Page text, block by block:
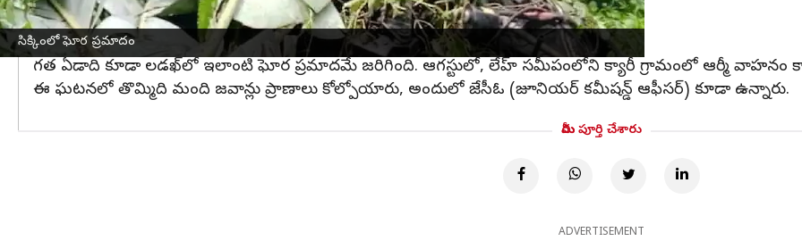
సిక్కింలో ఘోర ప్రమాదం
లడఖ్‌లో ఇలాంటి ప్రమాదమే
ఈ సిబ్బంది పశ్చిమ బెంగాల్ బినాగురిలోని ఎన్‌రోట్ మిషన్ కమాండ్ విభాగానికి చెందినవారు.
గత ఏడాది కూడా లడఖ్‌లో ఇలాంటి ఘోర ప్రమాదమే జరిగింది. ఆగస్టులో, లేహ్ సమీపంలోని క్యారీ గ్రామంలో ఆర్మీ వాహనం
ఈ ఘటనలో తొమ్మిది మంది జవాన్లు ప్రాణాలు కోల్పోయారు, అందులో జేసీఓ (జూనియర్ కమీషన్డ్ ఆఫీసర్) కూడా ఉన్నారు.
మీరు పూర్తి చేశారు
ADVERTISEMENT